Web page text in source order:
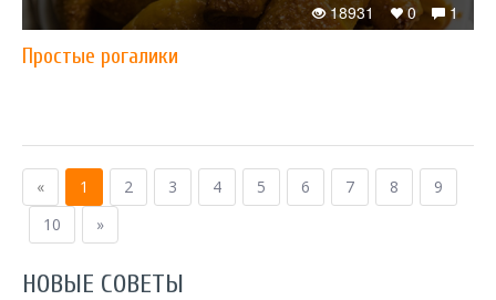
1
0
18931
Простые рогалики
« 1 2 3 4 5 6 7 8
9
10
»
НОВЫЕ СОВЕТЫ